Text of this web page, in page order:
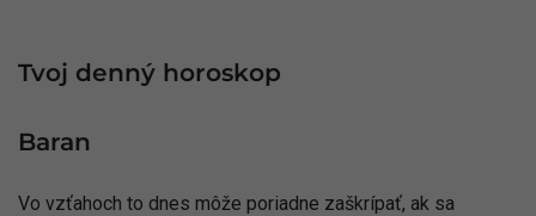
Tvoj denný horoskop
Baran
Vo vzťahoch to dnes môže poriadne zaškrípať, ak sa